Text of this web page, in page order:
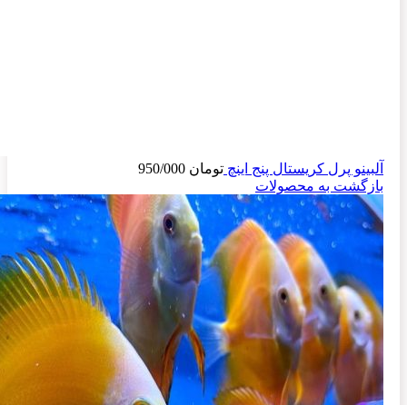
آلبینو پرل کریستال پنج اینچ تومان
بازگشت به محصولات